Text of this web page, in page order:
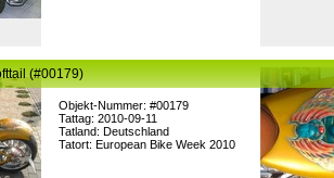
Objekt-Nummer: #00179
Tattag: 2010-09-11
Tatland: Deutschland
Tatort: European Bike Week 2010
(#00179)